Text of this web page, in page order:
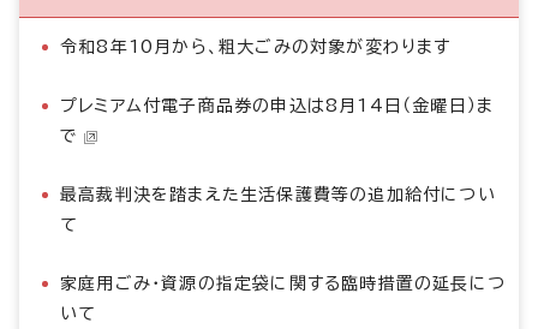
令和8年10月から、粗大ごみの対象が変わります
プレミアム付電子商品券の申込は8月14日（金曜日）ま
で
最高裁判決を踏まえた生活保護費等の追加給付につい
て
家庭用ごみ・資源の指定袋に関する臨時措置の延長につ
いて